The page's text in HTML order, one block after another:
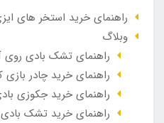
راهنمای خرید استخر های
وبلاگ
راهنمای تشک بادی روی
راهنمای خرید چادر
راهنمای خرید جکوزی
راهنمای خرید تشک